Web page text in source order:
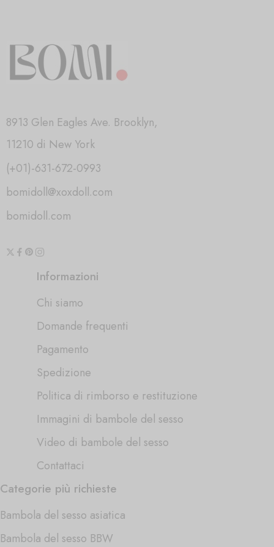
8913 Glen Eagles Ave. Brooklyn,
11210 di New York
(+01)-631-672-0993
bomidoll@xoxdoll.com
bomidoll.com
Informazioni
Chi siamo
Domande frequenti
Pagamento
Spedizione
Politica di rimborso e restituzione
Immagini di bambole del sesso
Video di bambole del sesso
Contattaci
Categorie più richieste
Bambola del sesso asiatica
Bambola del sesso BBW